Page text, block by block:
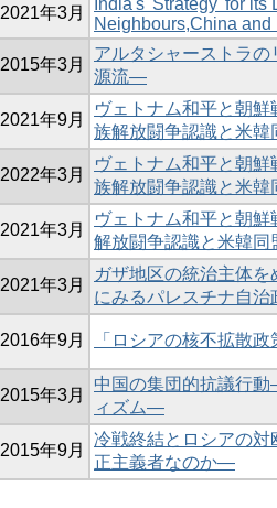
2021年3月
India's 'Strategy' for
Neighbours,China and
2015年3月
アルタシャーストラ
源流―
2021年9月
ヴェトナム和平と朝
族解放闘争認識と米韓
2022年3月
ヴェトナム和平と朝
族解放闘争認識と
2021年3月
ヴェトナム和平と朝
解放闘争認識と米韓同
2021年3月
ガザ地区の統治主体
にみるパレスチナ自
2016年9月 「ロシアの核不拡散
2015年3月
中国の集団的抗議行
ィズム―
2015年9月
冷戦終結とロシアの
正主義者なのか―